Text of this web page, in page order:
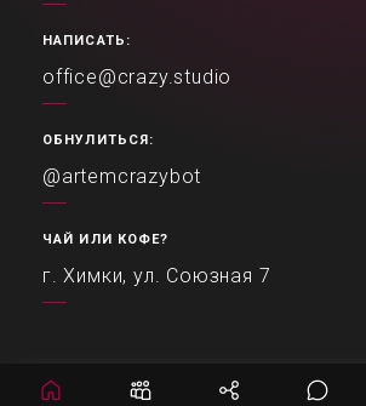
НАПИСАТЬ:
office@crazy.studio
ОБНУЛИТЬСЯ:
@artemcrazybot
ЧАЙ ИЛИ КОФЕ?
г. Химки, ул. Союзная 7